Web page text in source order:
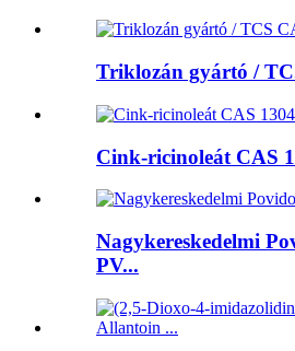
Triklozán gyártó /
Cink-ricinoleát CAS
Nagykereskedelmi
PV...